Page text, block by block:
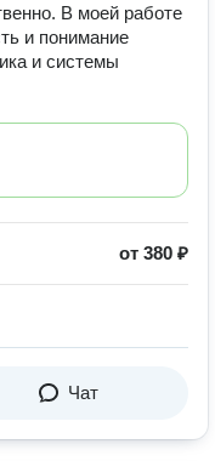
В моей работе
и понимание
и системы
от 380 ₽
Чат